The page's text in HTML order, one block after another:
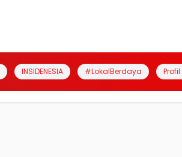
INSIDENESIA #LokalBerdaya